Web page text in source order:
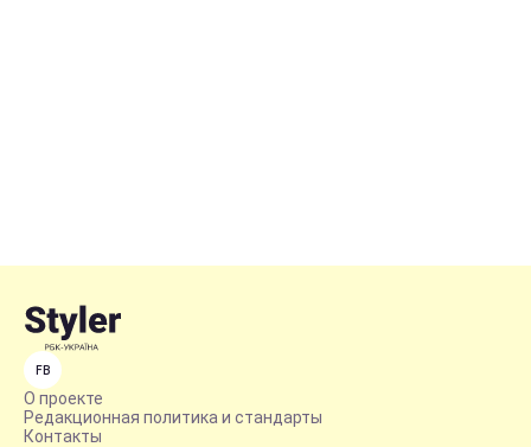
FB
О проекте
Редакционная политика и стандарты
Контакты